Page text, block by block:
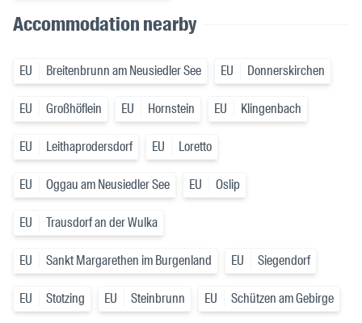
Accommodation nearby
EU Breitenbrunn am Neusiedler See EU Donnerskirchen
EU Großhöflein EU Hornstein EU Klingenbach
EU Leithaprodersdorf EU Loretto
EU Oggau am Neusiedler See EU Oslip
EU Trausdorf an der Wulka
EU Sankt Margarethen im Burgenland EU Siegendorf
EU Stotzing EU Steinbrunn EU Schützen am Gebirge